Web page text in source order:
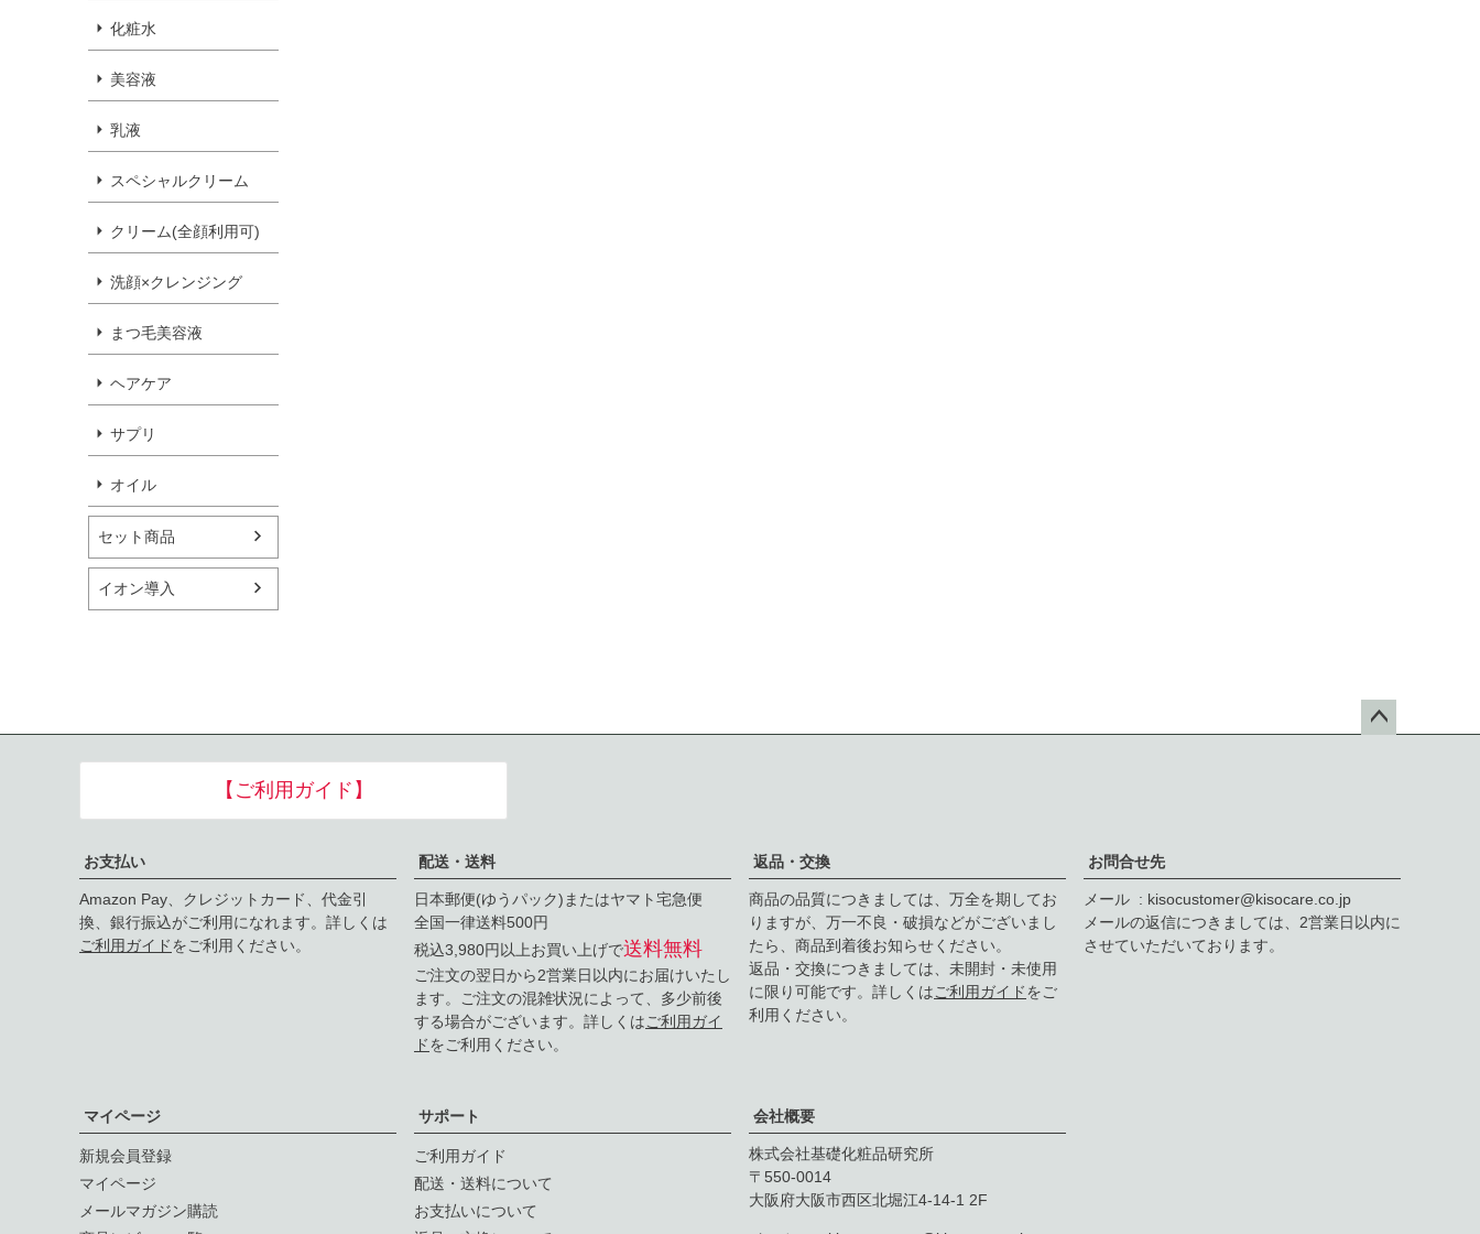
化粧水
美容液
乳液
スペシャルクリーム
クリーム(全顔利用可)
洗顔×クレンジング
まつ毛美容液
ヘアケア
サプリ
オイル
セット商品
イオン導入
【ご利用ガイド】
お支払い
Amazon Pay、クレジットカード、代金引
換、銀行振込がご利用になれます。詳しくは
ご利用ガイドをご利用ください。
配送・送料
日本郵便(ゆうパック)またはヤマト宅急便
全国一律送料500円
税込3,980円以上お買い上げで送料無料
ご注文の翌日から2営業日以内にお届けいたし
ます。ご注文の混雑状況によって、多少前後
する場合がございます。詳しくはご利用ガイ
ドをご利用ください。
返品・交換
商品の品質につきましては、万全を期してお
りますが、万一不良・破損などがございまし
たら、商品到着後お知らせください。
返品・交換につきましては、未開封・未使用
に限り可能です。詳しくはご利用ガイドをご
利用ください。
お問合せ先
メール
kisocustomer@kisocare.co.jp
メールの返信につきましては、2営業日以内に
させていただいております。
マイページ
新規会員登録
マイページ
メールマガジン購読
サポート
ご利用ガイド
配送・送料について
お支払いについて
会社概要
株式会社基礎化粧品研究所
550-0014
大阪府大阪市西区北堀江4-14-1 2F